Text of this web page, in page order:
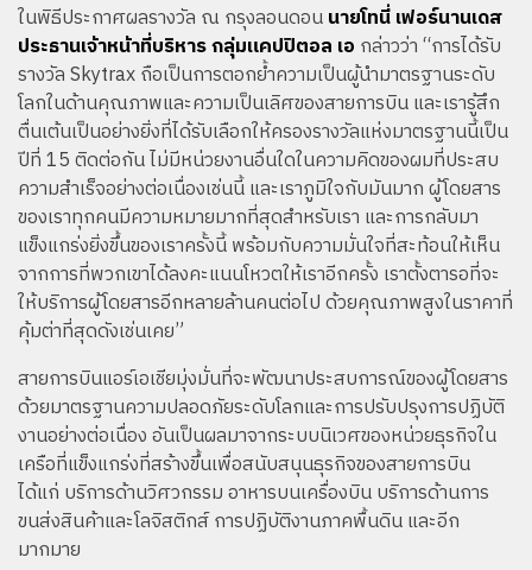
ในพิธีประกาศผลรางวัล ณ กรุงลอนดอนนายโทนี่ เฟอร์นานเดส
ประธานเจ้าหน้าที่บริหาร กลุ่มแคปปิตอล เอ กล่าวว่า “การได้รับ
รางวัล Skytrax ถือเป็นการตอกย้ำความเป็นผู้นำมาตรฐานระดับ
โลกในด้านคุณภาพและความเป็นเลิศของสายการบิน และเรารู้สึก
ตื่นเต้นเป็นอย่างยิ่งที่ได้รับเลือกให้ครองรางวัลแห่งมาตรฐานนี้เป็น
ปีที่ 15 ติดต่อกัน ไม่มีหน่วยงานอื่นใดในความคิดของผมที่ประสบ
ความสำเร็จอย่างต่อเนื่องเช่นนี้ และเราภูมิใจกับมันมาก ผู้โดยสาร
ของเราทุกคนมีความหมายมากที่สุดสำหรับเรา และการกลับมา
แข็งแกร่งยิ่งขึ้นของเราครั้งนี้ พร้อมกับความมั่นใจที่สะท้อนให้เห็น
จากการที่พวกเขาได้ลงคะแนนโหวตให้เราอีกครั้ง เราตั้งตารอที่จะ
ให้บริการผู้โดยสารอีกหลายล้านคนต่อไป ด้วยคุณภาพสูงในราคาที่
คุ้มต่าที่สุดดังเช่นเคย”
สายการบินแอร์เอเชียมุ่งมั่นที่จะพัฒนาประสบการณ์ของผู้โดยสาร
ด้วยมาตรฐานความปลอดภัยระดับโลกและการปรับปรุงการปฏิบัติ
งานอย่างต่อเนื่อง อันเป็นผลมาจากระบบนิเวศของหน่วยธุรกิจใน
เครือที่แข็งแกร่งที่สร้างขึ้นเพื่อสนับสนุนธุรกิจของสายการบิน
ได้แก่ บริการด้านวิศวกรรม อาหารบนเครื่องบิน บริการด้านการ
ขนส่งสินค้าและโลจิสติกส์ การปฏิบัติงานภาคพื้นดิน และอีก
มากมาย